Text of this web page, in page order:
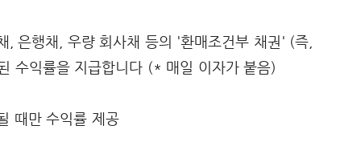
은행채, 우량 회사채 등의 '환매조건부 채권' (즉,
수익률을 지급합니다 (* 매일 이자가 붙음)
때만 수익률 제공